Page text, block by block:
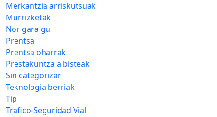
Merkantzia arriskutsuak
Murrizketak
Nor gara gu
Prentsa
Prentsa oharrak
Prestakuntza albisteak
Sin categorizar
Teknologia berriak
Tip
Trafico-Seguridad Vial